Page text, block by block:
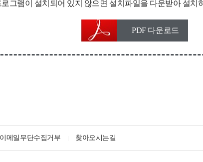
로그램이 설치되어 있지 않으면 설치파일을 다운받아 설
PDF 다운로드
이메일무단수집거부 찾아오시는길